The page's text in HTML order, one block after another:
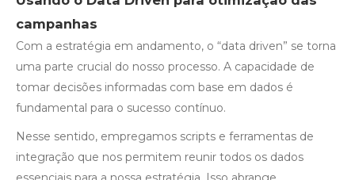
campanhas
Com a estratégia em andamento, o “data driven” se torna
uma parte crucial do nosso processo. A capacidade de
tomar decisões informadas com base em dados é
fundamental para o sucesso contínuo.
Nesse sentido, empregamos scripts e ferramentas de
integração que nos permitem reunir todos os dados